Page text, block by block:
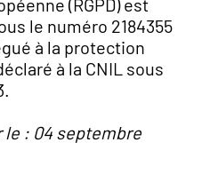
(RGPD) est
le numéro 2184355
à la protection
à la CNIL sous
le : 04 septembre